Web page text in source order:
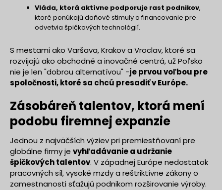
Vláda, ktorá aktívne podporuje rast podnikov,
ktoré ponúkajú daňové stimuly a financovanie pre
odvetvia špičkových technológií.
S mestami ako Varšava, Krakov a Vroclav, ktoré sa
rozvíjajú ako obchodné a inovačné centrá, už Poľsko
nie je len "dobrou alternatívou" -je prvou voľbou pre
spoločnosti, ktoré sa chcú presadiť v Európe.
Zásobáreň talentov, ktorá mení
podobu firemnej expanzie
Jednou z najväčších výziev pri premiestňovaní pre
globálne firmy je vyhľadávanie a udržanie
špičkových talentov. V západnej Európe nedostatok
pracovných síl, vysoké mzdy a reštriktívne zákony o
zamestnanosti sťažujú podnikom rozširovanie výroby.